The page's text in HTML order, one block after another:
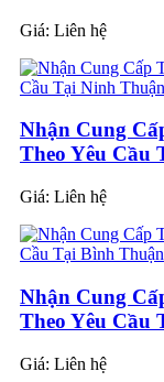
Giá: Liên hệ
Nhận Cung
Theo Yêu Cầu
Giá: Liên hệ
Nhận Cung
Theo Yêu Cầu
Giá: Liên hệ